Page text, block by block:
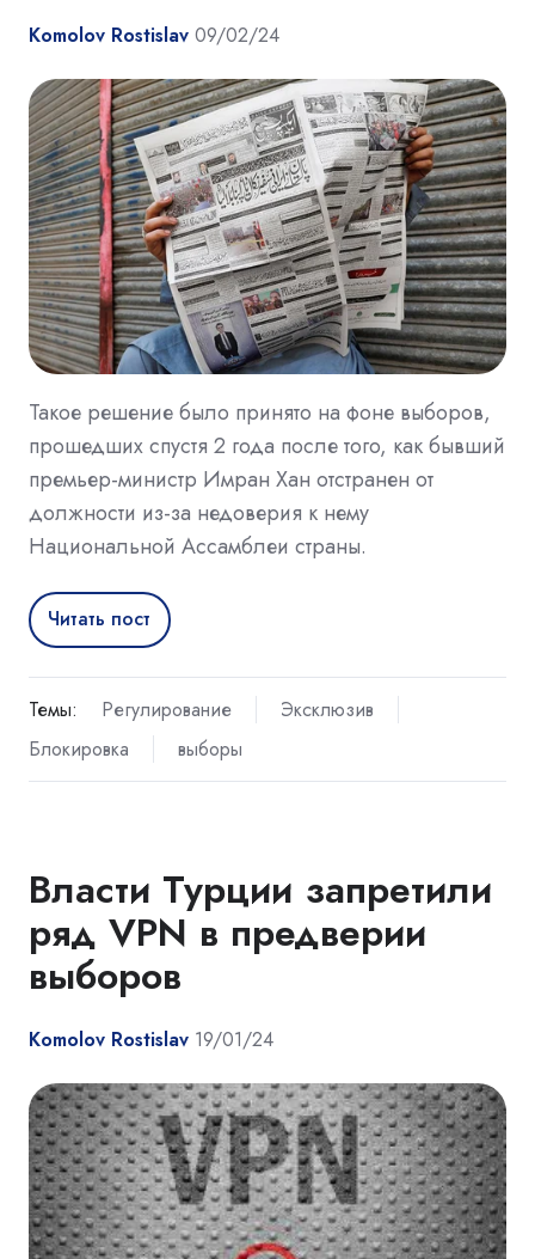
Komolov Rostislav 09/02/24
Такое решение было принято на фоне выборов,
прошедших спустя 2 года после того, как бывший
премьер-министр Имран Хан отстранен от
должности из-за недоверия к нему
Национальной Ассамблеи страны.
Читать пост
Темы: Регулирование
Эксклюзив
Блокировка
выборы
Власти Турции запретили
ряд VPN в предверии
выборов
Komolov Rostislav 19/01/24